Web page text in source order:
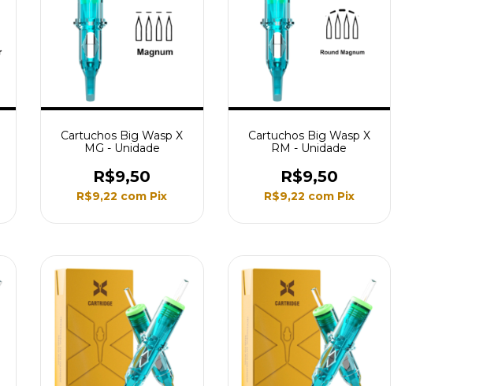
Cartuchos Big Wasp X
MG - Unidade
R$9,50
R$9,22 com Pix
Cartuchos Big Wasp X
RM - Unidade
R$9,50
R$9,22 com Pix